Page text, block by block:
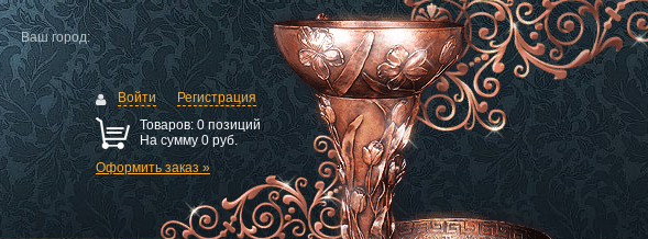
Ваш город:
Войти
Регистрация
Товаров:0 позиций
На сумму 0 руб.
Оформить заказ »